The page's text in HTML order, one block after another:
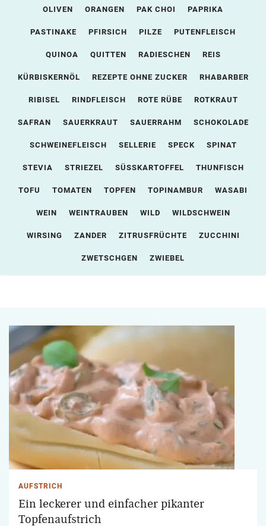
OLIVEN ORANGEN PAK CHOI PAPRIKA
PASTINAKE PFIRSICH PILZE PUTENFLEISCH
QUINOA QUITTEN RADIESCHEN REIS
KÜRBISKERNÖL REZEPTE OHNE ZUCKER RHABARBER
RIBISEL RINDFLEISCH ROTE RÜBE ROTKRAUT
SAFRAN SAUERKRAUT SAUERRAHM SCHOKOLADE
SCHWEINEFLEISCH SELLERIE SPECK SPINAT
STEVIA STRIEZEL SÜSSKARTOFFEL THUNFISCH
TOFU TOMATEN TOPFEN TOPINAMBUR WASABI
WEIN WEINTRAUBEN WILD WILDSCHWEIN
WIRSING ZANDER ZITRUSFRÜCHTE ZUCCHINI
ZWETSCHGEN ZWIEBEL
AUFSTRICH
Ein leckerer und einfacher pikanter
Topfenaufstrich